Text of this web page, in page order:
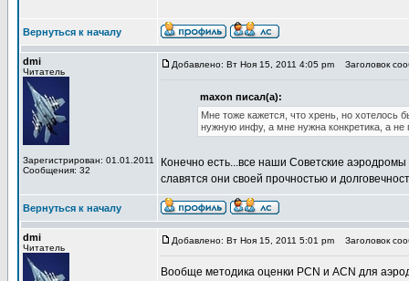
Вернуться к началу
dmi
Читатель
Зарегистрирован: 01.01.2011
Сообщения: 32
Добавлено: Вт Ноя 15, 2011 4:05 pm Заголовок
maxon писал(а):
Мне тоже кажется, что хрень, но хотелось
нужную инфу, а мне нужна конкретика, а не
Конечно есть...все наши Советские
славятся они своей прочностью и
Вернуться к началу
dmi
Читатель
Добавлено: Вт Ноя 15, 2011 5:01 pm Заголовок
Вообще методика оценки PCN и ACN для